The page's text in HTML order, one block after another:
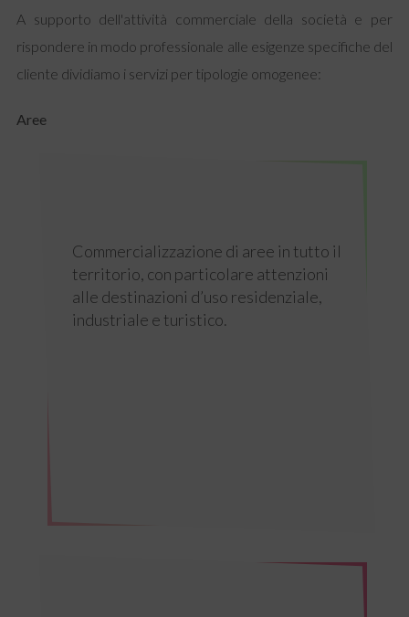
A supporto dell'attività commerciale della società e per
rispondere in modo professionale alle esigenze specifiche del
cliente dividiamo i servizi per tipologie omogenee:
Aree
Commercializzazione di aree in tutto il
territorio, con particolare attenzioni
alle destinazioni d’uso residenziale,
industriale e turistico.